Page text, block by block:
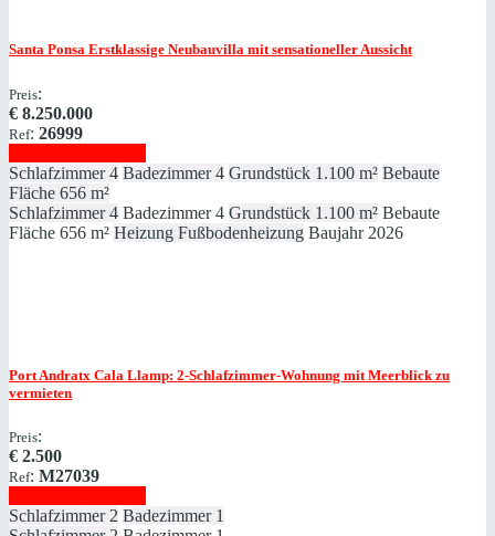
Santa Ponsa Erstklassige Neubauvilla mit sensationeller Aussicht
Preis:
€ 8.250.000
Ref: 26999
Schlafzimmer 4 Badezimmer 4 Grundstück 1.100 m² Bebaute
Fläche 656 m²
Schlafzimmer 4 Badezimmer 4 Grundstück 1.100 m² Bebaute
Fläche 656 m² Heizung Fußbodenheizung Baujahr 2026
Port Andratx Cala Llamp: 2-Schlafzimmer-Wohnung mit Meerblick zu
vermieten
Preis:
€ 2.500
Ref: M27039
Schlafzimmer 2 Badezimmer 1